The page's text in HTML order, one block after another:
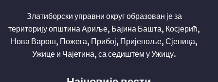
Златиборски управни округ образован је за
територију општина Ариље, Бајина Башта, Косјерић,
Нова Варош, Пожега, Прибој, Пријепоље, Сјеница,
Ужице и Чајетина, са седиштем у Ужицу.